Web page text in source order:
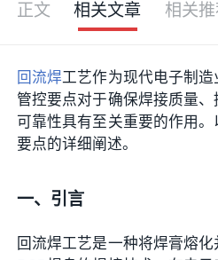
正文 相关文章 相关推
回流焊工艺作为现代电子制
管控要点对于确保焊接质量
可靠性具有至关重要的作用
要点的详细阐述。
一、引言
回流焊工艺是一种将焊膏熔化